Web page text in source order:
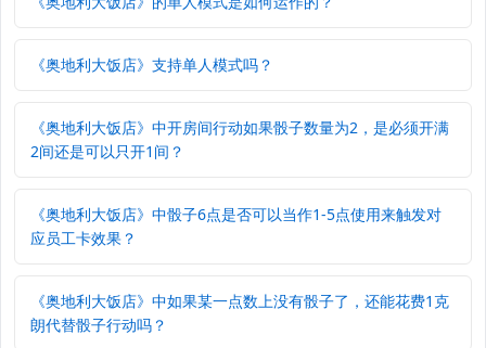
《奥地利大饭店》支持单人模式吗？
《奥地利大饭店》中开房间行动如果骰子数量为2，是必须开满
2间还是可以只开1间？
《奥地利大饭店》中骰子6点是否可以当作1-5点使用来触发对
应员工卡效果？
《奥地利大饭店》中如果某一点数上没有骰子了，还能花费1克
朗代替骰子行动吗？